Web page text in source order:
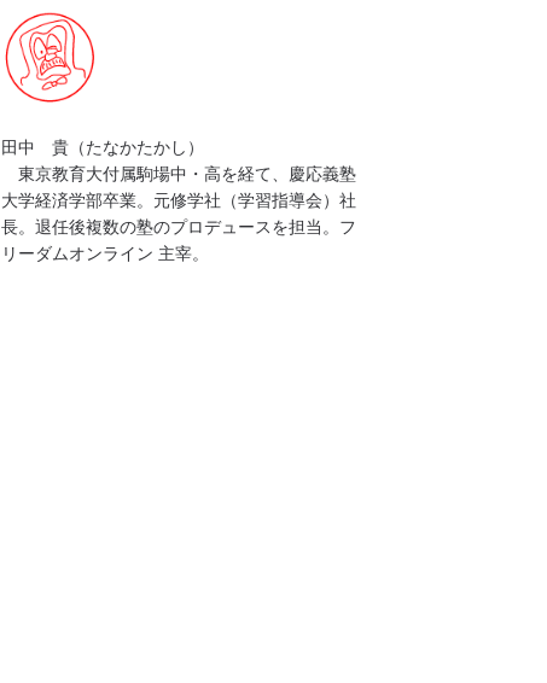
田中 貴（たなかたかし）
東京教育大付属駒場中・高を経て、慶応義塾
大学経済学部卒業。元修学社（学習指導会）社
長。退任後複数の塾のプロデュースを担当。フ
リーダムオンライン 主宰。